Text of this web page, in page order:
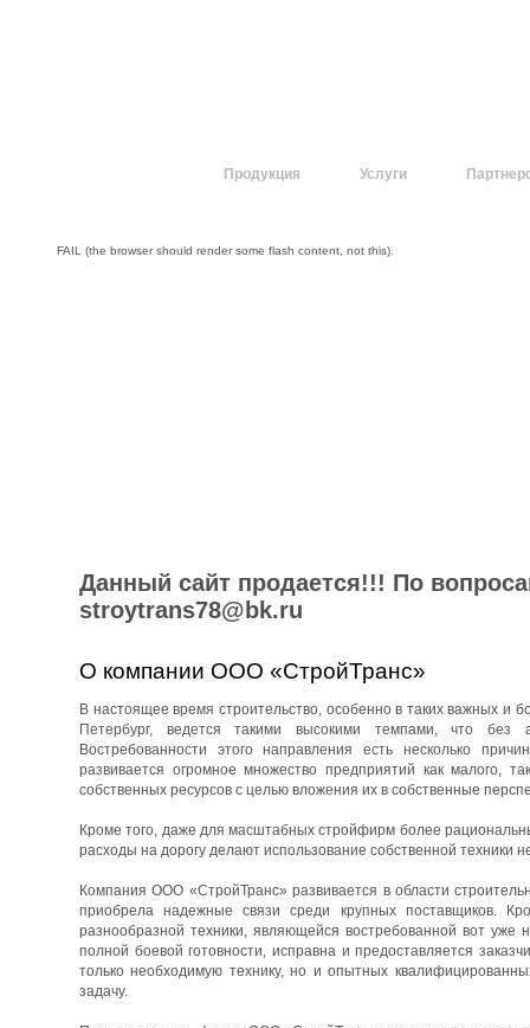
Продукция Услуги
FAIL (the browser should render some flash content, not this).
Данный сайт продается!!! По
stroytrans78@bk.ru
О компании ООО «СтройТранс»
В настоящее время строительство, особенно в таких важных и
Петербург, ведется такими высокими темпами, что без
Востребованности этого направления есть несколько
развивается огромное множество предприятий как малого,
собственных ресурсов с целью вложения их в собственные
Кроме того, даже для масштабных стройфирм более
расходы на дорогу делают использование собственной техники
Компания ООО «СтройТранс» развивается в области
приобрела надежные связи среди крупных поставщиков.
разнообразной техники, являющейся востребованной вот уже
полной боевой готовности, исправна и предоставляется
только необходимую технику, но и опытных
задачу.